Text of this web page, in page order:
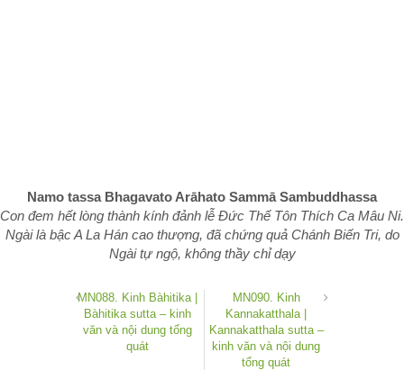
Namo tassa Bhagavato Arāhato Sammā Sambuddhassa
Con đem hết lòng thành kính đảnh lễ Đức Thế Tôn Thích Ca Mâu Ni.
Ngài là bậc A La Hán cao thượng, đã chứng quả Chánh Biến Tri, do
Ngài tự ngộ, không thầy chỉ dạy
MN088. Kinh Bàhitika |
Bàhitika sutta – kinh
văn và nội dung tổng
quát
MN090. Kinh
Kannakatthala |
Kannakatthala sutta –
kinh văn và nội dung
tổng quát